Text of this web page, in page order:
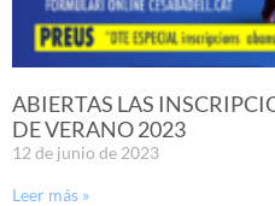
ABIERTAS LAS
DE VERANO 2023
12 de junio de 2023
Leer más »